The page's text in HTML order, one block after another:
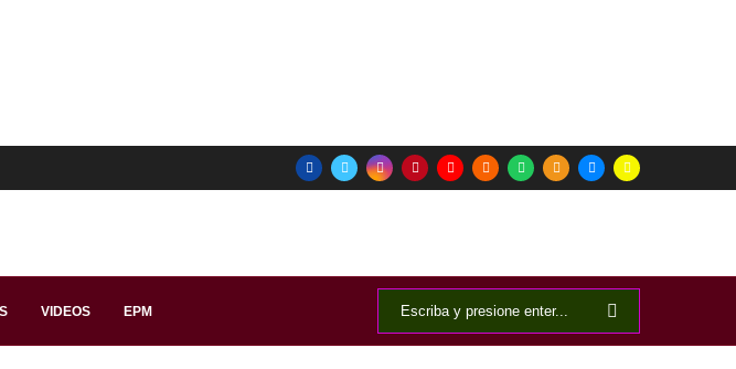
VIDEOS EPM